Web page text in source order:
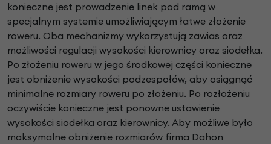
konieczne jest prowadzenie linek pod ramą w
specjalnym systemie umożliwiającym łatwe złożenie
roweru. Oba mechanizmy wykorzystują zawias oraz
możliwości regulacji wysokości kierownicy oraz siodełka.
Po złożeniu roweru w jego środkowej części konieczne
jest obniżenie wysokości podzespołów, aby osiągnąć
minimalne rozmiary roweru po złożeniu. Po rozłożeniu
oczywiście konieczne jest ponowne ustawienie
wysokości siodełka oraz kierownicy. Aby możliwe było
maksymalne obniżenie rozmiarów firma Dahon